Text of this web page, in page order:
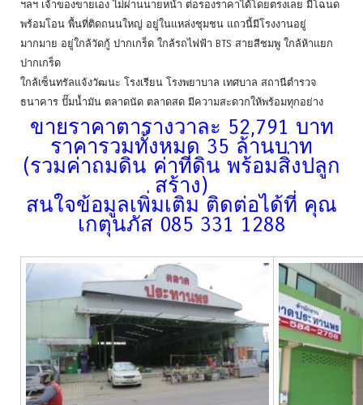
ฯลฯ เจ้าของขายเอง ไม่ผ่านนายหน้า ต่อรองราคาได้โดยตรงเลย มีโฉนด
พร้อมโอน พื้นที่ติดถนนใหญ่ อยู่ในแหล่งชุมชน แถวนี้มีโรงงานอยู่
มากมาย อยู่ใกล้วัดกู้ ปากเกร็ด ใกล้รถไฟฟ้า BTS สายสีชมพู ใกล้ห้าแยก
ปากเกร็ด
ใกล้เซ็นทรัลแจ้งวัฒนะ โรงเรียน โรงพยาบาล เทศบาล สถานีตำรวจ
ธนาคาร ปั๊มน้ำมัน ตลาดนัด ตลาดสด มีความสะดวกให้พร้อมทุกอย่าง
ขายราคาตารางวาละ 52,791 บาท
ราคารวมทั้งหมด 35 ล้านบาท
(รวมค่าถมดิน ค่าที่ดิน พร้อมสิ่งปลูก
สร้าง)
สนใจข้อมูลเพิ่มเติม ติดต่อได้ที่ คุณ
เกตุนภัส 085 331 1288